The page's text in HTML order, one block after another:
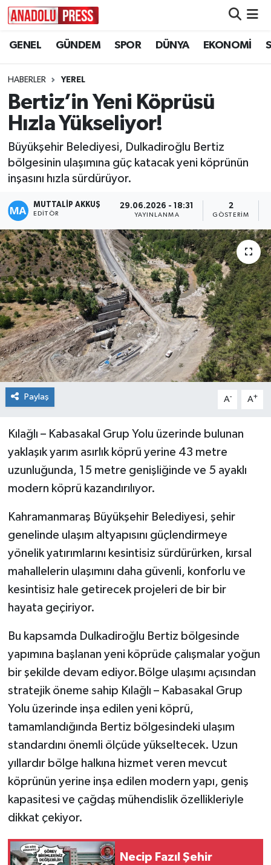
GENEL GÜNDEM SPOR DÜNYA EKONOMİ
HABERLER YEREL
Bertiz’in Yeni Köprüsü
Hızla Yükseliyor!
Büyükşehir Belediyesi, Dulkadiroğlu Bertiz
bölgesinin ulaşımına güç katacak yeni köprünün
inşasını hızla sürdürüyor.
MUTTALİP AKKUŞ
EDITÖR
29.06.2026 - 18:31
YAYINLANMA
2
GÖSTERIM
Paylaş A- A+
Kılağlı – Kabasakal Grup Yolu üzerinde bulunan
yaklaşık yarım asırlık köprü yerine 43 metre
uzunluğunda, 15 metre genişliğinde ve 5 ayaklı
modern köprü kazandırılıyor.
Kahramanmaraş Büyükşehir Belediyesi, şehir
genelinde ulaşım altyapısını güçlendirmeye
yönelik yatırımlarını kesintisiz sürdürürken, kırsal
mahallelerin ulaşımını daha güvenli, konforlu ve
kesintisiz hale getirecek projeleri de bir bir
hayata geçiriyor.
Bu kapsamda Dulkadiroğlu Bertiz bölgesinde
yapımına başlanan yeni köprüde çalışmalar yoğun
bir şekilde devam ediyor.Bölge ulaşımı açısından
stratejik öneme sahip Kılağlı – Kabasakal Grup
Yolu üzerinde inşa edilen yeni köprü,
tamamlandığında Bertiz bölgesindeki ulaşım
standardını önemli ölçüde yükseltecek. Uzun
yıllardır bölge halkına hizmet veren mevcut
köprünün yerine inşa edilen modern yapı, geniş
kapasitesi ve çağdaş mühendislik özellikleriyle
dikkat çekiyor.
Necip Fazıl Şehir
Nöbetçi Eczaneler
Hava Durumu
Namaz Vakitleri
Süper Lig Puan Durumu ve Fikstür
Tüm Manşetler
Son Dakika Haberleri
Haber Arşivi